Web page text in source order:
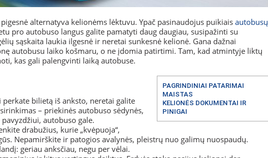
alternatyva kelionėms lėktuvu. Ypač pasinaudojus puikiais autobusų
pro autobuso langus galite pamatyti daug daugiau, susipažinti su
sąskaita laukia ilgesnė ir neretai sunkesnė kelionė. Gana dažnai
autobusu laiko košmaru, o ne įdomia patirtimi. Tam, kad atmintyje liktų
kas gali palengvinti laiką autobuse.
PAGRINDINIAI PATARIMAI
MAISTAS
KELIONĖS DOKUMENTAI IR
PINIGAI
bilietą iš anksto, neretai galite
– priekinės autobuso sėdynės,
autobuso gale.
drabužius, kurie „kvėpuoja“,
Nepamirškite ir patogios avalynės, pleistrų nuo galimų nuospaudų.
geriau anksčiau, negu per vėlai.